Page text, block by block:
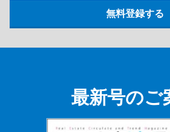
最新号のご